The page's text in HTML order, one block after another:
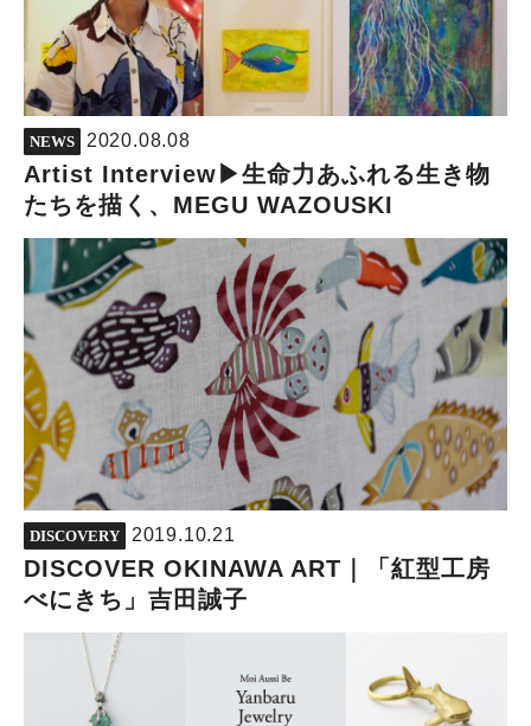
NEWS 2020.08.08
Artist Interview▶︎生命力あふれる生き物
たちを描く、MEGU WAZOUSKI
DISCOVERY 2019.10.21
DISCOVER OKINAWA ART｜「紅型工房
べにきち」吉田誠子